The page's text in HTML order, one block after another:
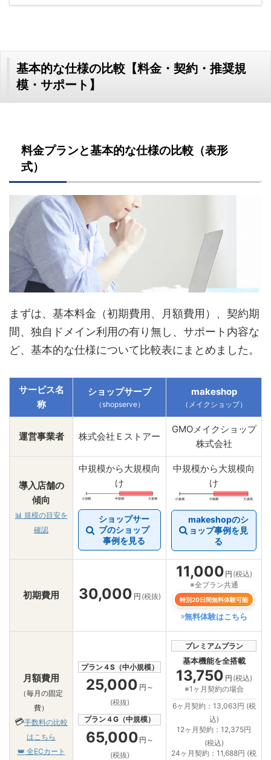
基本的な仕様の比較【料金・契約・推奨規
模・サポート】
料金プランと基本的な仕様の比較（表形
式）
まずは、基本料金（初期費用、月額費用）、契約期
間、独自ドメイン利用の有り無し、サポート内容な
ど、基本的な仕様について比較表にまとめました。
サービス名
称
ショップサーブ
（shopserve）
makeshop
（メイクショップ）
運営事業者 株式会社Ｅストアー
GMOメイクショップ
株式会社
導入店舗の
傾向
📊 規模の目安を
確認
中規模から大規模向
け
ショップサー
ブのショップ
事例を見る
中規模から大規模向
け
makeshopのシ
ョップ事例を見
る
初期費用 30,000 円 (税抜)
11,000 円 (税込)
※全プラン共通
特別20日間無料体験可能
無料体験はこちら
月額費用
（毎月の固定
費）
💳手数料の比較
はこちら
👑 全ECカート
プラン４S（中小規模）
25,000 円～
(税抜)
プラン４G（中規模）
65,000 円～
(税抜)
プレミアムプラン
基本機能を全搭載
13,750 円 (税込)
※1ヶ月契約の場合
6ヶ月契約：13,063円 (税
込)
12ヶ月契約：12,375円
(税込)
24ヶ月契約：11,688円 (税